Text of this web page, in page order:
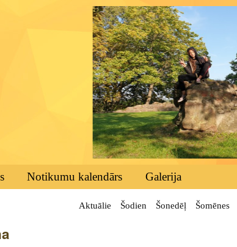
Notikumu kalendārs Galerija
Aktuālie Šodien Šonedēļ Šomēnes